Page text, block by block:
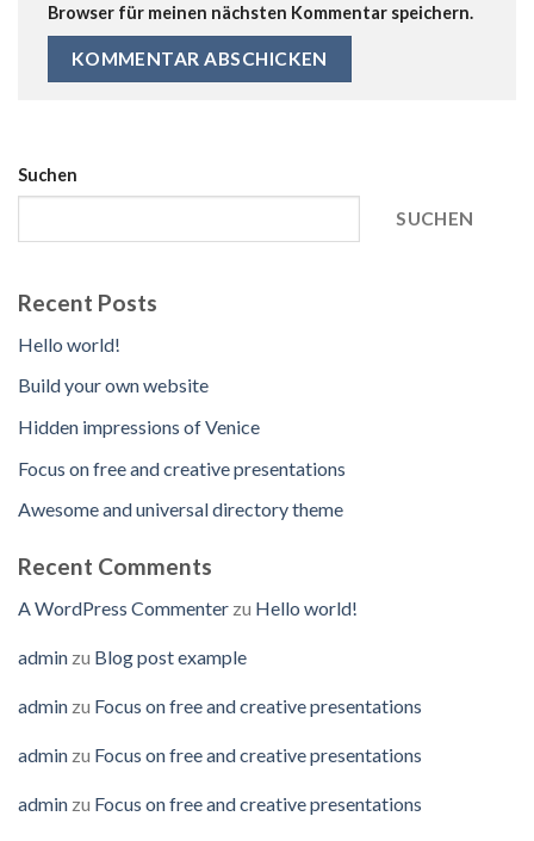
Browser für meinen nächsten Kommentar speichern.
Suchen
SUCHEN
Recent Posts
Hello world!
Build your own website
Hidden impressions of Venice
Focus on free and creative presentations
Awesome and universal directory theme
Recent Comments
A WordPress Commenter zu Hello world!
admin zu Blog post example
admin zu Focus on free and creative presentations
admin zu Focus on free and creative presentations
admin zu Focus on free and creative presentations